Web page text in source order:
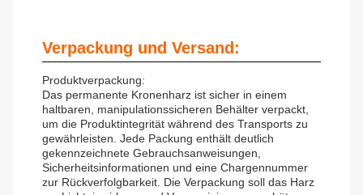
Verpackung und Versand:
Produktverpackung:
Das permanente Kronenharz ist sicher in einem
haltbaren, manipulationssicheren Behälter verpackt,
um die Produktintegrität während des Transports zu
gewährleisten. Jede Packung enthält deutlich
gekennzeichnete Gebrauchsanweisungen,
Sicherheitsinformationen und eine Chargennummer
zur Rückverfolgbarkeit. Die Verpackung soll das Harz